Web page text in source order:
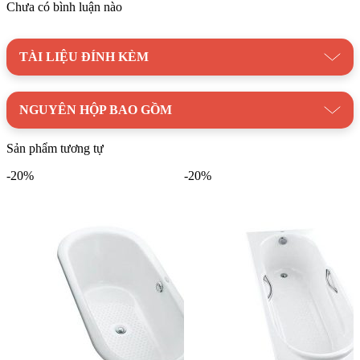
Bồn Tắm TOTO
PPYB1610LHPTE#S Ngọc Trai, Sục Khí
là sản phẩm cao cấp thuộc thương hiệu Nhật Bản TOTO
Mã sản phẩm: PPYB1610LHPTE#S
Tên sản phẩm: Bồn tắm ngọc trai chức năng sục khí
Bao gồm thanh vịn, mặt bồn chống trượt
Chưa có bình luận nào
TÀI LIỆU ĐÍNH KÈM
NGUYÊN HỘP BAO GỒM
Sản phẩm tương tự
-20%
-20%